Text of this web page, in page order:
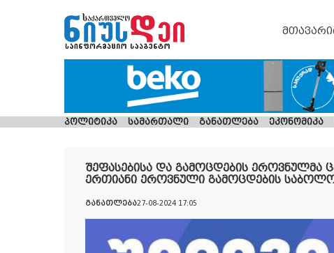
მთავარი
პოლიტიკა სამართალი განათლება ეკონომიკა
შეფასებისა და გამოცდების ეროვნულმა
ერთიანი ეროვნული გამოცდების
განათლება27-08-2024 17:05